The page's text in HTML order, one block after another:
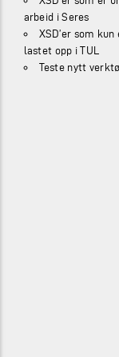
arbeid i Seres
XSD’er som kun
lastet opp i TUL
Teste nytt